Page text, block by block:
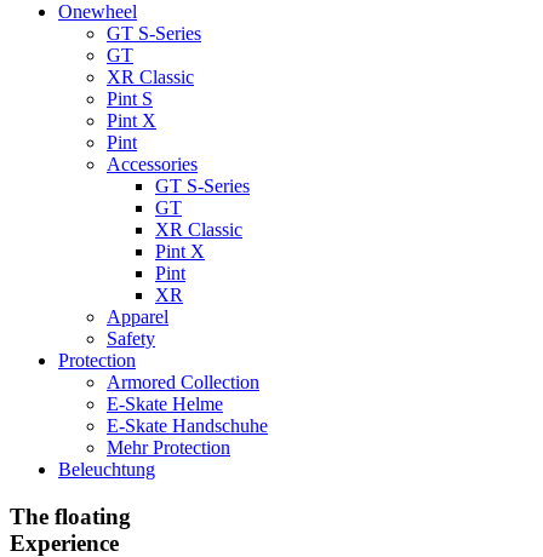
Onewheel
GT S-Series
GT
XR Classic
Pint S
Pint X
Pint
Accessories
GT S-Series
GT
XR Classic
Pint X
Pint
XR
Apparel
Safety
Protection
Armored Collection
E-Skate Helme
E-Skate Handschuhe
Mehr Protection
Beleuchtung
The floating
Experience